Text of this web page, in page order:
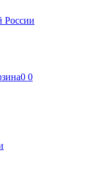
России
0 0